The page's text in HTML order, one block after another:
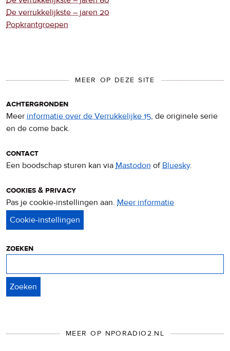
De verrukkelijkste – jaren 20
Popkrantgroepen
MEER OP DEZE SITE
achtergronden
Meer informatie over de Verrukkelijke 15, de originele serie
en de come back.
contact
Een boodschap sturen kan via Mastodon ofBluesky.
cookies & privacy
Pas je cookie-instellingen aan. Meer informatie
zoeken
MEER OP NPORADIO2.NL